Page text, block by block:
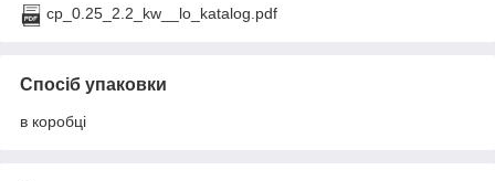
cp_0.25_2.2_kw__lo_katalog.pdf
Спосіб упаковки
в коробці